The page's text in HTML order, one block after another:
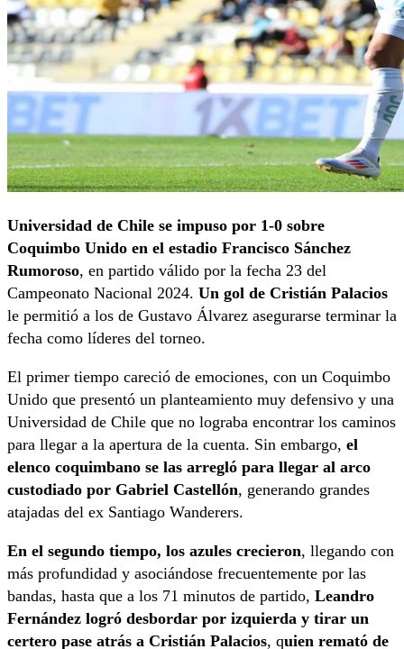
Universidad de Chile se impuso por 1-0 sobre
Coquimbo Unido en el estadio Francisco Sánchez
Rumoroso, en partido válido por la fecha 23 del
Campeonato Nacional 2024. Un gol de Cristián Palacios
le permitió a los de Gustavo Álvarez asegurarse terminar la
fecha como líderes del torneo.
El primer tiempo careció de emociones, con un Coquimbo
Unido que presentó un planteamiento muy defensivo y una
Universidad de Chile que no lograba encontrar los caminos
para llegar a la apertura de la cuenta. Sin embargo, el
elenco coquimbano se las arregló para llegar al arco
custodiado por Gabriel Castellón, generando grandes
atajadas del ex Santiago Wanderers.
En el segundo tiempo, los azules crecieron, llegando con
más profundidad y asociándose frecuentemente por las
bandas, hasta que a los 71 minutos de partido, Leandro
Fernández logró desbordar por izquierda y tirar un
certero pase atrás a Cristián Palacios, quien remató de